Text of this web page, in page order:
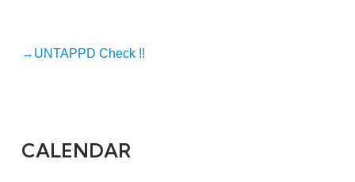
→UNTAPPD Check !!
CALENDAR